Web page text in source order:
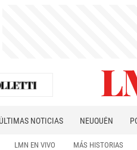
ÚLTIMAS NOTICIAS NEUQUÉN
LMN EN VIVO MÁS HISTORIAS